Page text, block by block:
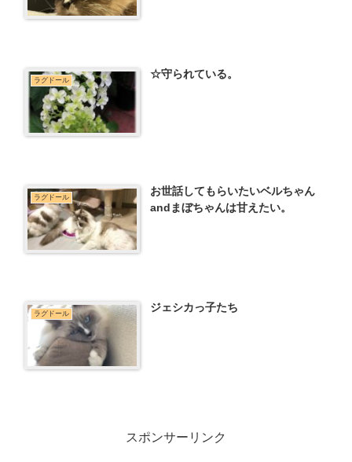
ラグドール ☆守られている。
ラグドール
お世話してもらいたいベルちゃん
andまぼちゃんは甘えたい。
ラグドール ジェシカっ子たち
スポンサーリンク